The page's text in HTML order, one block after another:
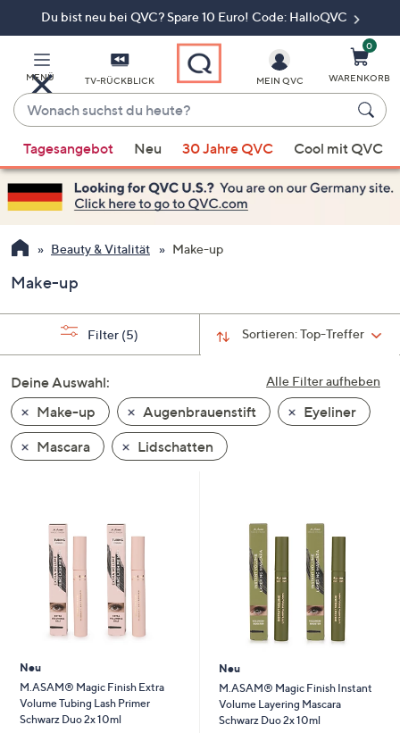
Du bist neu bei QVC? Spare 10 Euro! Code: HalloQVC
MENÜ TV-RÜCKBLICK
Wonach
suchst
du
heute?
Vorschläge
verfügbar
sind,
verwenden
Sie
Pfeiltasten
nach
und
nach
unten
oder
wischen
Sie
Geräten
rechts,
anzuzeigen.
MEIN QVC
0
WARENKORB
Tagesangebot Neu 30 Jahre QVC Cool mit QVC
Beauty & Vitalität Make-up
Make-up
Sortieren:Top-Treffer
Filter (5)
Alle Filter aufheben
Deine Auswahl:
Make-up
Augenbrauenstift
Eyeliner
Mascara
Lidschatten
Neu
M.ASAM® Magic Finish Extra
Volume Tubing Lash Primer
Schwarz Duo 2x 10ml
Neu
M.ASAM® Magic Finish Instant
Volume Layering Mascara
Schwarz Duo 2x 10ml